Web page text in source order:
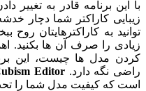
با این برنامه قادر به تغییر
زیبایی کاراکتر شما دچار
توانید به کاراکترهایتان روح
زیادی را صرف آن ها بکنید.
کردن مدل ها چیست، این
راضی نگه دارد.Editor
است که کیفیت مدل شما را